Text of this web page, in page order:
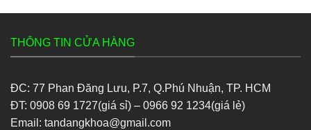
THÔNG TIN CỬA HÀNG
ĐC: 77 Phan Đăng Lưu, P.7, Q.Phú Nhuận, TP. HCM
ĐT: 0908 69 1727(giá sỉ) – 0966 92 1234(giá lẻ)
Email: tandangkhoa@gmail.com